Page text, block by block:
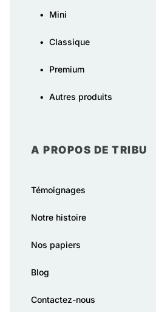
• Mini
• Classique
• Premium
• Autres produits
A PROPOS DE TRIBU
Témoignages
Notre histoire
Nos papiers
Blog
Contactez-nous